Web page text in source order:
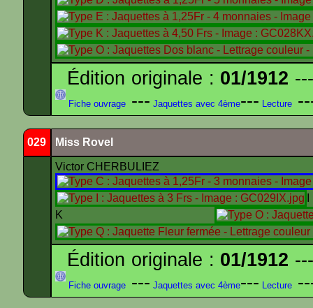
Édition originale : 01/1912
Fiche ouvrage --- Jaquettes avec 4ème--- Lecture
029 Miss Rovel
Victor CHERBULIEZ
K
Édition originale : 01/1912
Fiche ouvrage --- Jaquettes avec 4ème--- Lecture